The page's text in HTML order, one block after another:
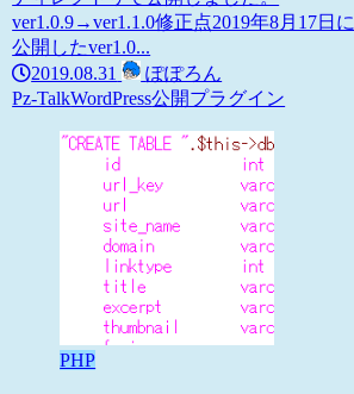
ver1.0.9→ver1.1.0修正点2019年8月17日に
公開したver1.0...
2019.08.31
ぽぽろん
Pz-TalkWordPress公開プラグイン
PHP